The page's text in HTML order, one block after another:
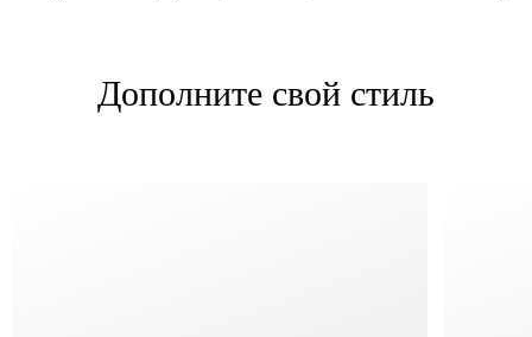
Дополните свой стиль